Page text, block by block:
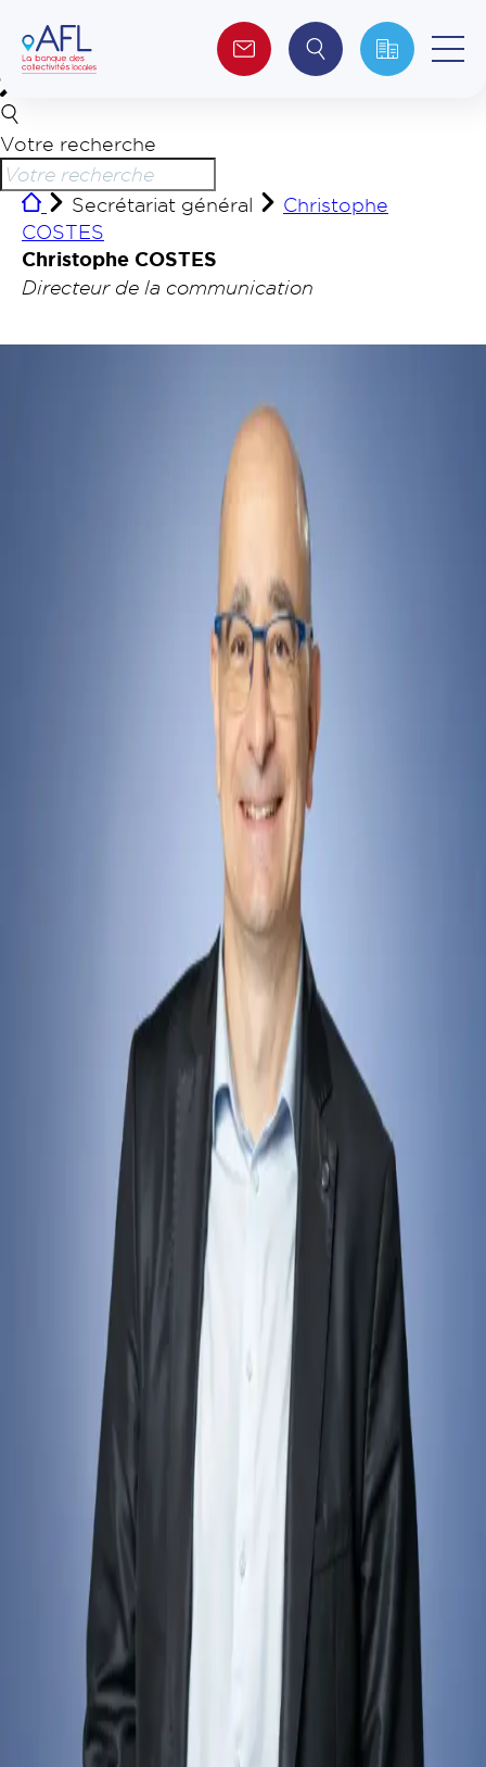
Qui sommes-nous ?
Collectivités
Investisseurs
Journalistes
Votre recherche
Secrétariat général
Christophe
COSTES
Christophe COSTES
Directeur de la communication